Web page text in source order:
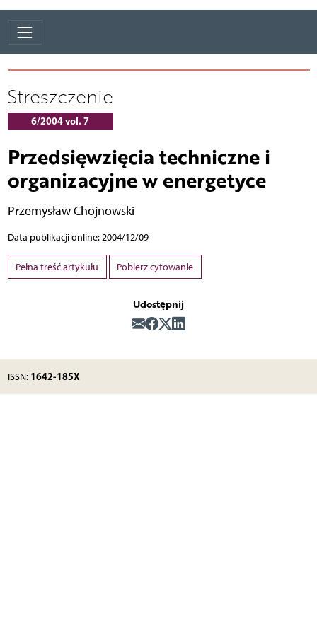
Streszczenie
6/2004 vol. 7
Przedsięwzięcia techniczne i
organizacyjne w energetyce
Przemysław Chojnowski
Data publikacji online: 2004/12/09
Pełna treść artykułu Pobierz cytowanie
Udostępnij
ISSN: 1642-185X